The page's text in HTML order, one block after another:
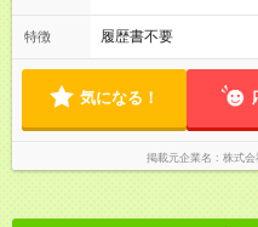
特徴 履歴書不要
気になる！
掲載元企業名 株式会